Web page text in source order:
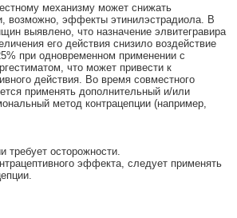
механизму может снижать
возможно, эффекты этинилэстрадиола. В
выявлено, что назначение элвитегравира
его действия снизило воздействие
при одновременном применении с
что может привести к
действия. Во время совместного
применять дополнительный и/или
метод контрацепции (например,
требует осторожности.
эффекта, следует применять